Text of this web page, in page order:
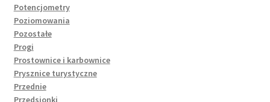
Potencjometry
Poziomowania
Pozostałe
Progi
Prostownice i karbownice
Prysznice turystyczne
Przednie
Przedsionki